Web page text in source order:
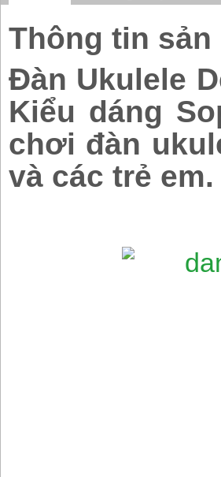
Thông tin sản
Đàn Ukulele
Kiểu dáng
chơi đàn
và các trẻ em.